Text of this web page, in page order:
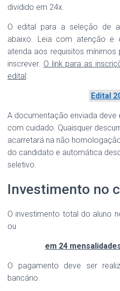
dividido em 24x.
O edital para a seleção de
abaixo. Leia com atenção e
atenda aos requisitos mínimos
inscrever. O link para as
edital:
Edital
A documentação enviada deve
com cuidado. Quaisquer
acarretará na não
do candidato e automática
seletivo.
Investimento no
O investimento total do aluno
ou
em 24
O pagamento deve ser
bancário.